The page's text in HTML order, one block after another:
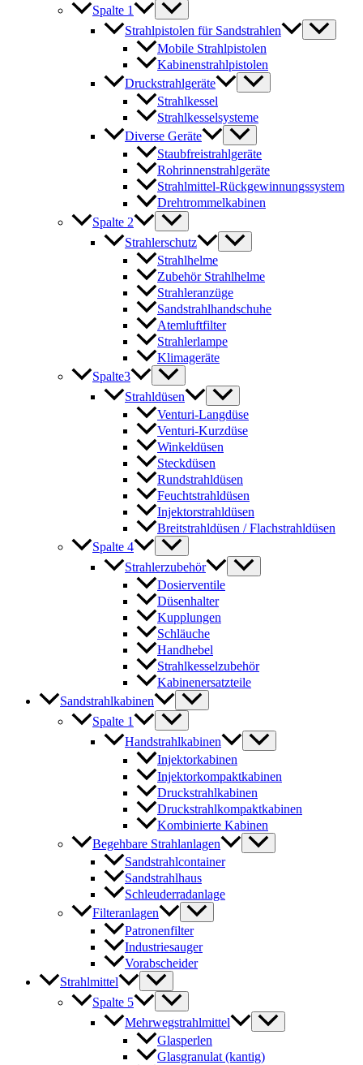
Spalte 1
Strahlpistolen für Sandstrahlen
Mobile Strahlpistolen
Kabinenstrahlpistolen
Druckstrahlgeräte
Strahlkessel
Strahlkesselsysteme
Diverse Geräte
Staubfreistrahlgeräte
Rohrinnenstrahlgeräte
Strahlmittel-Rückgewinnungssystem
Drehtrommelkabinen
Spalte 2
Strahlerschutz
Strahlhelme
Zubehör Strahlhelme
Strahleranzüge
Sandstrahlhandschuhe
Atemluftfilter
Strahlerlampe
Klimageräte
Spalte3
Strahldüsen
Venturi-Langdüse
Venturi-Kurzdüse
Winkeldüsen
Steckdüsen
Rundstrahldüsen
Feuchtstrahldüsen
Injektorstrahldüsen
Breitstrahldüsen / Flachstrahldüsen
Spalte 4
Strahlerzubehör
Dosierventile
Düsenhalter
Kupplungen
Schläuche
Handhebel
Strahlkesselzubehör
Kabinenersatzteile
Sandstrahlkabinen
Spalte 1
Handstrahlkabinen
Injektorkabinen
Injektorkompaktkabinen
Druckstrahlkabinen
Druckstrahlkompaktkabinen
Kombinierte Kabinen
Begehbare Strahlanlagen
Sandstrahlcontainer
Sandstrahlhaus
Schleuderradanlage
Filteranlagen
Patronenfilter
Industriesauger
Vorabscheider
Strahlmittel
Spalte 5
Mehrwegstrahlmittel
Glasperlen
Glasgranulat (kantig)